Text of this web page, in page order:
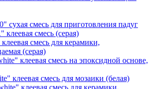
сухая смесь для приготовления падуг
смесь (серая)
смесь для керамики,
(серая)
клеевая смесь на эпоксидной основе,
клеевая смесь для мозаики (белая)
клеевая смесь для керамики,